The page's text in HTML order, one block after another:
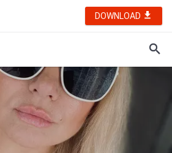
DOWNLOAD